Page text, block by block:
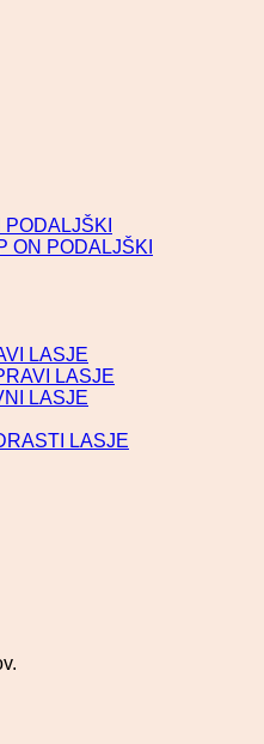
ON PODALJŠKI
LASJE
LASJE
LASJE
LASJE